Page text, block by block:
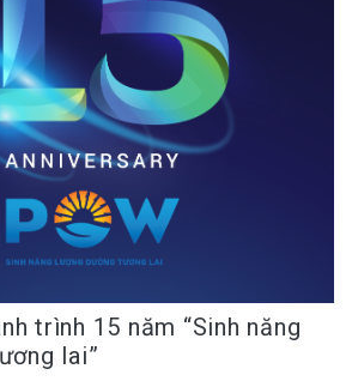
trình 15 năm “Sinh năng
lai”